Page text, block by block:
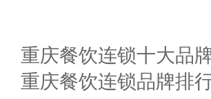
重庆餐饮连锁十大品